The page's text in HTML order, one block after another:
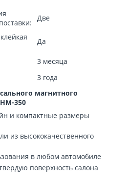
Две
Да
3 месяца
3 года
магнитного
350
и компактные размеры
из высококачественного
в любом автомобиле
поверхность салона